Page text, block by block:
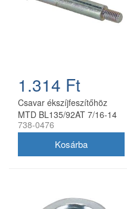
1.314 Ft
Csavar ékszíjfeszítőhöz
MTD BL135/92AT 7/16-14
738-0476
738-0476